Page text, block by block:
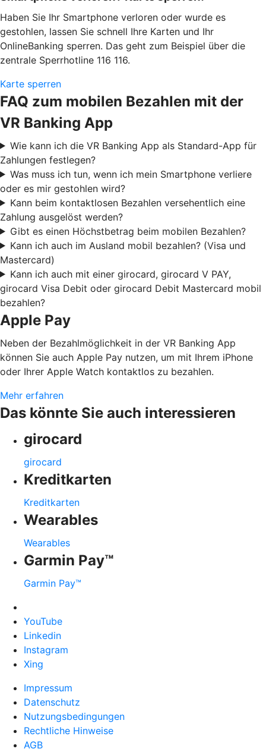
Haben Sie Ihr Smartphone verloren oder wurde es
gestohlen, lassen Sie schnell Ihre Karten und Ihr
OnlineBanking sperren. Das geht zum Beispiel über die
zentrale Sperrhotline 116 116.
Karte sperren
FAQ zum mobilen Bezahlen mit der
VR Banking App
Wie kann ich die VR Banking App als Standard-App für
Zahlungen festlegen?
Was muss ich tun, wenn ich mein Smartphone verliere
oder es mir gestohlen wird?
Kann beim kontaktlosen Bezahlen versehentlich eine
Zahlung ausgelöst werden?
Gibt es einen Höchstbetrag beim mobilen Bezahlen?
Kann ich auch im Ausland mobil bezahlen? (Visa und
Mastercard)
Kann ich auch mit einer girocard, girocard V PAY,
girocard Visa Debit oder girocard Debit Mastercard mobil
bezahlen?
Apple Pay
Neben der Bezahlmöglichkeit in der VR Banking App
können Sie auch Apple Pay nutzen, um mit Ihrem iPhone
oder Ihrer Apple Watch kontaktlos zu bezahlen.
Mehr erfahren
Das könnte Sie auch interessieren
girocard
girocard
Kreditkarten
Kreditkarten
Wearables
Wearables
Garmin Pay™
Garmin Pay™
YouTube
Linkedin
Instagram
Xing
Impressum
Datenschutz
Nutzungsbedingungen
Rechtliche Hinweise
AGB